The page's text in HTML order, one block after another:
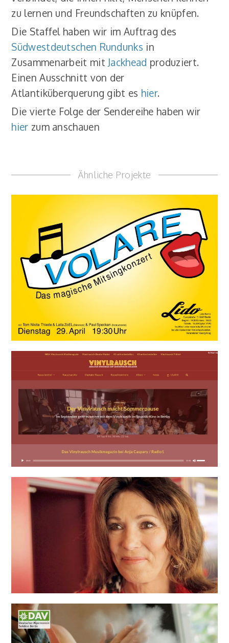
zu lernen und Freundschaften zu knüpfen.
Die Staffel haben wir im Auftrag des
Südwestdeutschen Rundunks in
Zusammenarbeit mit Jackhead produziert.
Einen Ausschnitt von der
Atlantiküberquerung gibt es hier.
Die vierte Folge der Sendereihe haben wir
hier zum anschauen
Ähnliche Projekte